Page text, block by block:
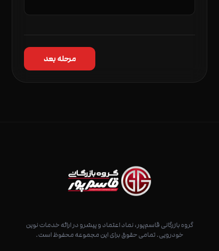
مرحله بعد
گروه بازرگانی قاسم‌پور، نماد اعتماد و پیشرو در ارائه خدمات نوین
خودرویی. تمامی حقوق برای این مجموعه محفوظ است.